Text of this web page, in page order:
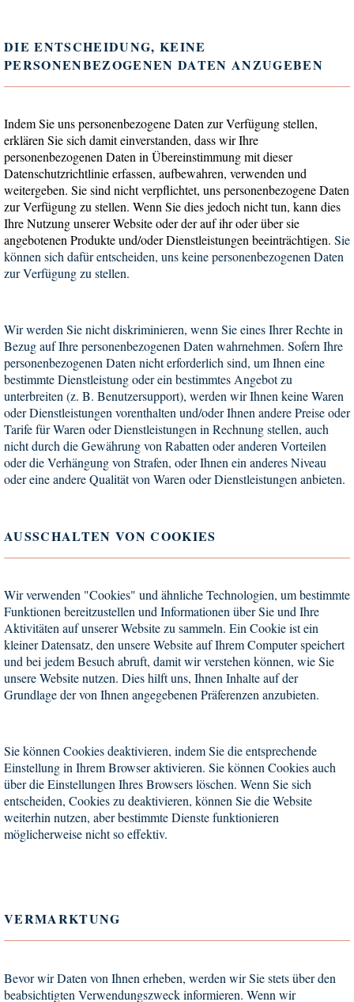
DIE ENTSCHEIDUNG, KEINE
PERSONENBEZOGENEN DATEN ANZUGEBEN
Indem Sie uns personenbezogene Daten zur Verfügung stellen,
erklären Sie sich damit einverstanden, dass wir Ihre
personenbezogenen Daten in Übereinstimmung mit dieser
Datenschutzrichtlinie erfassen, aufbewahren, verwenden und
weitergeben. Sie sind nicht verpflichtet, uns personenbezogene Daten
zur Verfügung zu stellen. Wenn Sie dies jedoch nicht tun, kann dies
Ihre Nutzung unserer Website oder der auf ihr oder über sie
angebotenen Produkte und/oder Dienstleistungen beeinträchtigen. Sie
können sich dafür entscheiden, uns keine personenbezogenen Daten
zur Verfügung zu stellen.
Wir werden Sie nicht diskriminieren, wenn Sie eines Ihrer Rechte in
Bezug auf Ihre personenbezogenen Daten wahrnehmen. Sofern Ihre
personenbezogenen Daten nicht erforderlich sind, um Ihnen eine
bestimmte Dienstleistung oder ein bestimmtes Angebot zu
unterbreiten (z. B. Benutzersupport), werden wir Ihnen keine Waren
oder Dienstleistungen vorenthalten und/oder Ihnen andere Preise oder
Tarife für Waren oder Dienstleistungen in Rechnung stellen, auch
nicht durch die Gewährung von Rabatten oder anderen Vorteilen
oder die Verhängung von Strafen, oder Ihnen ein anderes Niveau
oder eine andere Qualität von Waren oder Dienstleistungen anbieten.
AUSSCHALTEN VON COOKIES
Wir verwenden "Cookies" und ähnliche Technologien, um bestimmte
Funktionen bereitzustellen und Informationen über Sie und Ihre
Aktivitäten auf unserer Website zu sammeln. Ein Cookie ist ein
kleiner Datensatz, den unsere Website auf Ihrem Computer speichert
und bei jedem Besuch abruft, damit wir verstehen können, wie Sie
unsere Website nutzen. Dies hilft uns, Ihnen Inhalte auf der
Grundlage der von Ihnen angegebenen Präferenzen anzubieten.
Sie können Cookies deaktivieren, indem Sie die entsprechende
Einstellung in Ihrem Browser aktivieren. Sie können Cookies auch
über die Einstellungen Ihres Browsers löschen. Wenn Sie sich
entscheiden, Cookies zu deaktivieren, können Sie die Website
weiterhin nutzen, aber bestimmte Dienste funktionieren
möglicherweise nicht so effektiv.
VERMARKTUNG
Bevor wir Daten von Ihnen erheben, werden wir Sie stets über den
beabsichtigten Verwendungszweck informieren. Wenn wir